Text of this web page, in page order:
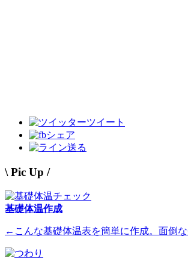
ツイート
シェア
送る
\ Pic Up /
基礎体温作成
←こんな基礎体温表を簡単に作成。面倒